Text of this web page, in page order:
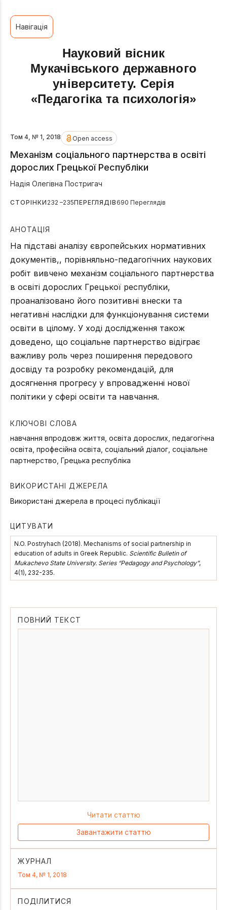
Навігація
Науковий вісник
Мукачівського державного
університету. Серія
«Педагогіка та психологія»
Том 4, № 1, 2018 Open access
Механізм соціального партнерства в освіті
дорослих Грецької Республіки
Надія Олегівна Постригач
СТОРІНКИ 232 –235ПЕРЕГЛЯДІВ 690 Переглядів
АНОТАЦІЯ
На підставі аналізу європейських нормативних
документів,, порівняльно-педагогічних наукових
робіт вивчено механізм соціального партнерства
в освіті дорослих Грецької республіки,
проаналізовано його позитивні внески та
негативні наслідки для функціонування системи
освіти в цілому. У ході дослідження також
доведено, що соціальне партнерство відіграє
важливу роль через поширення передового
досвіду та розробку рекомендацій, для
досягнення прогресу у впровадженні нової
політики у сфері освіти та навчання.
КЛЮЧОВІ СЛОВА
навчання впродовж життя, освіта дорослих, педагогічна
освіта, професійна освіта, соціальний діалог, соціальне
партнерство, Грецька республіка
ВИКОРИСТАНІ ДЖЕРЕЛА
Використані джерела в процесі публікації
ЦИТУВАТИ
N.O. Postryhach (2018). Мechanisms of social partnership in
education of adults in Greek Republic. Scientific Bulletin of
Mukachevo State University. Series “Pedagogy and Psychology”,
4(1), 232-235.
ПОВНИЙ ТЕКСТ
Читати статтю
Завантажити статтю
ЖУРНАЛ
Том 4, № 1, 2018
ПОДІЛИТИСЯ